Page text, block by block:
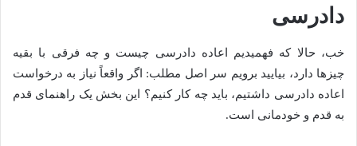
دادرسی
خب، حالا که فهمیدیم اعاده دادرسی چیست و چه فرقی با بقیه
چیزها دارد، بیایید برویم سر اصل مطلب: اگر واقعاً نیاز به درخواست
اعاده دادرسی داشتیم، باید چه کار کنیم؟ این بخش یک راهنمای قدم
به قدم و خودمانی است.